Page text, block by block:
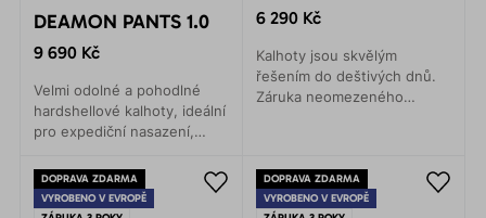
DEAMON PANTS 1.0
9 690 Kč
Velmi odolné a pohodlné
hardshellové kalhoty, ideální
pro expediční nasazení,
VHT, turistiku, lyžování.
Poskytují maximální ochranu
proti vodě a větru.
6 290 Kč
Kalhoty jsou skvělým
řešením do deštivých dnů.
Záruka neomezeného
turistice nebo lezení.
DOPRAVA ZDARMA
VYROBENO V EVROPĚ
DOPRAVA ZDARMA
VYROBENO V EVROPĚ